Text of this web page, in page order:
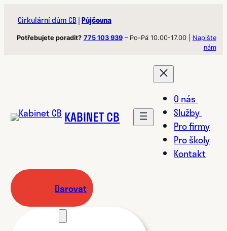
obsah
Cirkulární dům CB|Půjčovna
Potřebujete poradit? 775 103 939– Po-Pá 10.00-17.00 | Napište
nám
KABINET CB
O nás
Služby
Pro firmy
Pro školy
Kontakt
Darovat